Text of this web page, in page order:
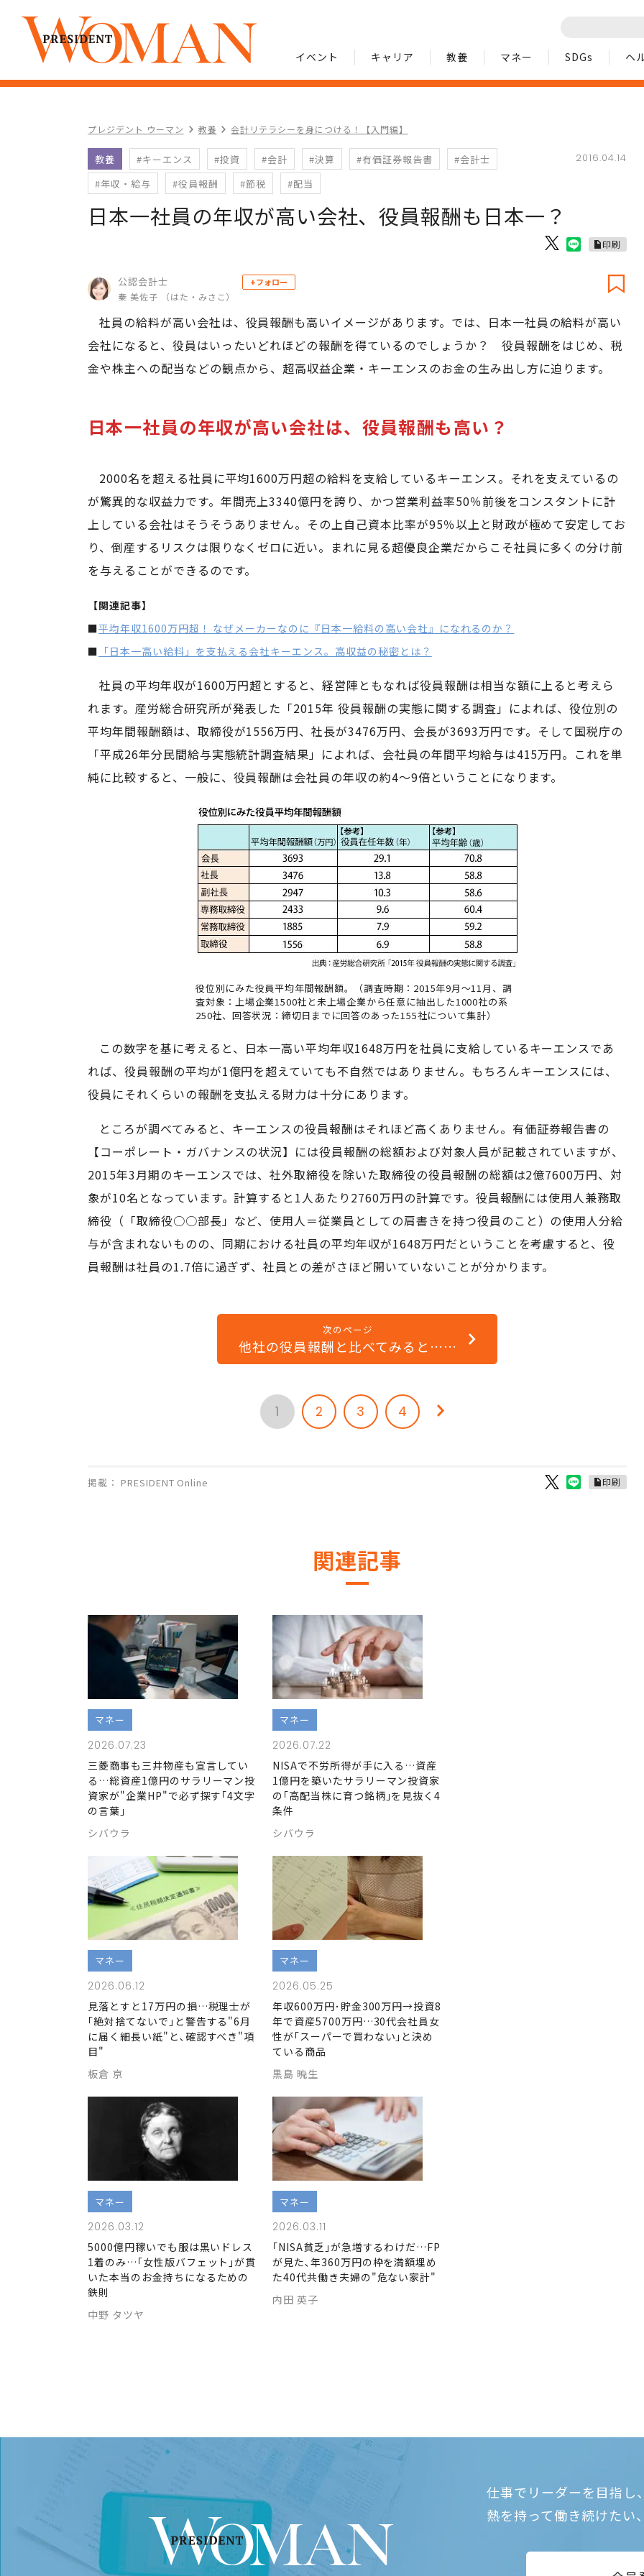
イベント キャリア 教養 マネー SDGs ヘ
プレジデント ウーマン 教養 会計リテラシーを身につける！【入門編】
教養 #キーエンス #投資 #会計 #決算 #有価証券報告書
#会計士
#年収・給与
#役員報酬 #節税 #配当
2016.04.14
日本一社員の年収が高い会社、役員報酬も日本一？
印刷
公認会計士
秦 美佐子 （はた・みさこ）
+フォロー
社員の給料が高い会社は、役員報酬も高いイメージがあります。では、日本一社員の給料が高い
会社になると、役員はいったいどれほどの報酬を得ているのでしょうか？ 役員報酬をはじめ、税
金や株主への配当などの観点から、超高収益企業・キーエンスのお金の生み出し方に迫ります。
日本一社員の年収が高い会社は、役員報酬も高い？
2000名を超える社員に平均1600万円超の給料を支給しているキーエンス。それを支えているの
が驚異的な収益力です。年間売上3340億円を誇り、かつ営業利益率50％前後をコンスタントに計
上している会社はそうそうありません。その上自己資本比率が95％以上と財政が極めて安定してお
り、倒産するリスクは限りなくゼロに近い。まれに見る超優良企業だからこそ社員に多くの分け前
を与えることができるのです。
【関連記事】
■平均年収1600万円超！ なぜメーカーなのに『日本一給料の高い会社』になれるのか？
■ 「日本一高い給料」を支払える会社キーエンス。高収益の秘密とは？
社員の平均年収が1600万円超とすると、経営陣ともなれば役員報酬は相当な額に上ると考えら
れます。産労総合研究所が発表した「2015年 役員報酬の実態に関する調査」によれば、役位別の
平均年間報酬額は、取締役が1556万円、社長が3476万円、会長が3693万円です。そして国税庁の
「平成26年分民間給与実態統計調査結果」によれば、会社員の年間平均給与は415万円。これを単
純に比較すると、一般に、役員報酬は会社員の年収の約4～9倍ということになります。
役位別にみた役員平均年間報酬額。（調査時期：2015年9月～11月、調
査対象：上場企業1500社と未上場企業から任意に抽出した1000社の系
250社、回答状況：締切日までに回答のあった155社について集計）
この数字を基に考えると、日本一高い平均年収1648万円を社員に支給しているキーエンスであ
れば、役員報酬の平均が1億円を超えていても不自然ではありません。もちろんキーエンスには、
役員にそれくらいの報酬を支払える財力は十分にあります。
ところが調べてみると、キーエンスの役員報酬はそれほど高くありません。有価証券報告書の
【コーポレート・ガバナンスの状況】には役員報酬の総額および対象人員が記載されていますが、
2015年3月期のキーエンスでは、社外取締役を除いた取締役の役員報酬の総額は2億7600万円、対
象が10名となっています。計算すると1人あたり2760万円の計算です。役員報酬には使用人兼務取
締役（「取締役○○部長」など、使用人＝従業員としての肩書きを持つ役員のこと）の使用人分給
与が含まれないものの、同期における社員の平均年収が1648万円だということを考慮すると、役
員報酬は社員の1.7倍に過ぎず、社員との差がさほど開いていないことが分かります。
次のページ
他社の役員報酬と比べてみると……
1 2 3 4
掲載： PRESIDENT Online 印刷
関連記事
マネー
2026.07.23
三菱商事も三井物産も宣言してい
る…総資産1億円のサラリーマン投
資家が"企業HP"で必ず探す｢4文字
の言葉｣
シバウラ
マネー
2026.07.22
NISAで不労所得が手に入る…資産
1億円を築いたサラリーマン投資家
の｢高配当株に育つ銘柄｣を見抜く4
条件
シバウラ
マネー
2026.06.12
見落とすと17万円の損…税理士が
｢絶対捨てないで｣と警告する"6月
に届く細長い紙"と､確認すべき"項
目"
板倉 京
マネー
2026.05.25
年収600万円･貯金300万円→投資8
年で資産5700万円…30代会社員女
性が｢スーパーで買わない｣と決め
ている商品
黒島 暁生
マネー
2026.03.12
5000億円稼いでも服は黒いドレス
1着のみ…｢女性版バフェット｣が貫
いた本当のお金持ちになるための
鉄則
中野 タツヤ
マネー
2026.03.11
｢NISA貧乏｣が急増するわけだ…FP
が見た､年360万円の枠を満額埋め
た40代共働き夫婦の"危ない家計"
内田 英子
仕事でリーダーを目指し
熱を持って働き続けたい